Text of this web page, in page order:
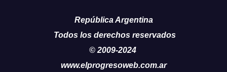
República Argentina
Todos los derechos reservados
© 2009-2024
www.elprogresoweb.com.ar